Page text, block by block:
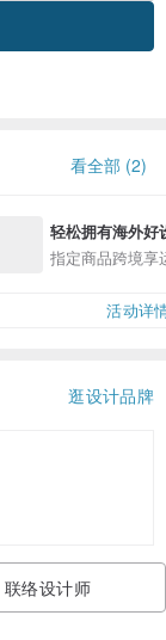
看全部 (2)
轻松拥有海外好
指定商品跨境享
活动详
逛设计品牌
联络设计师